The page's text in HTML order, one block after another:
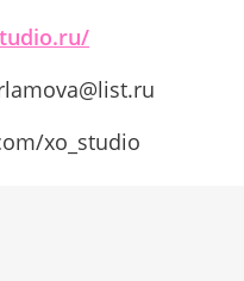
xo_studio